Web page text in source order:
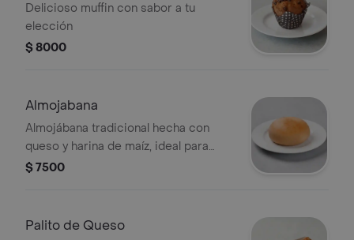
Delicioso muffin con sabor a tu
elección
$ 8000
Almojabana
Almojábana tradicional hecha con
queso y harina de maíz, ideal para
acompañar con café.
$ 7500
Palito de Queso